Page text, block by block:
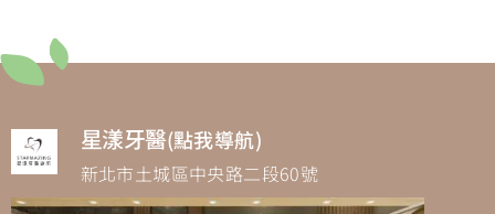
星漾牙醫(點我導航)
新北市土城區中央路二段60號